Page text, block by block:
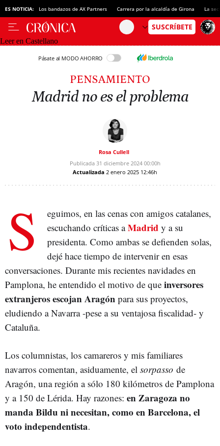
ES NOTICIA: Los bandazos de AX Partners Carrera por la alcaldía de Girona La
Leer en Castellano
Pásate al MODO AHORRO
PENSAMIENTO
Madrid no es el problema
Rosa Cullell
Publicada 31 diciembre 2024 00:00h
Actualizada 2 enero 2025 12:46h
S
eguimos, en las cenas con amigos catalanes,
escuchando críticas aMadrid y a su
presidenta. Como ambas se defienden solas,
dejé hace tiempo de intervenir en esas
conversaciones. Durante mis recientes navidades en
Pamplona, he entendido el motivo de que inversores
extranjeros escojan Aragón para sus proyectos,
eludiendo a Navarra -pese a su ventajosa fiscalidad- y
Cataluña.
Los columnistas, los camareros y mis familiares
navarros comentan, asiduamente, el sorpasso de
Aragón, una región a sólo 180 kilómetros de Pamplona
y a 150 de Lérida. Hay razones: en Zaragoza no
manda Bildu ni necesitan, como en Barcelona, el
voto independentista.